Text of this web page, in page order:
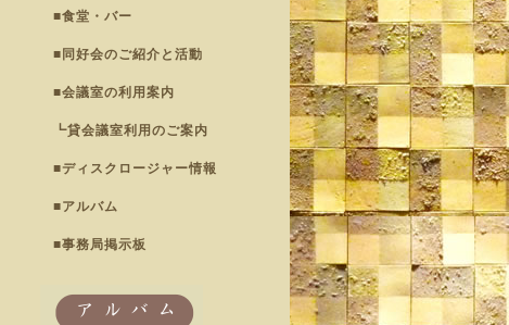
■食堂・バー
■同好会のご紹介と活動
■会議室の利用案内
┗貸会議室利用のご案内
■ディスクロージャー情報
■アルバム
■事務局掲示板